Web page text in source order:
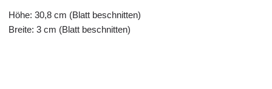
Höhe: 30,8 cm (Blatt beschnitten)
Breite: 3 cm (Blatt beschnitten)